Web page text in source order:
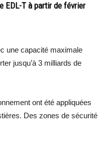
EDL-T à partir de février
une capacité maximale
jusqu’à 3 milliards de
ont été appliquées
Des zones de sécurité